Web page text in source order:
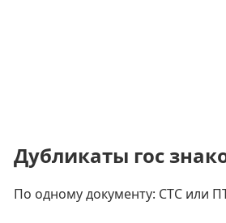
Дубликаты гос
По одному документу: СТС или